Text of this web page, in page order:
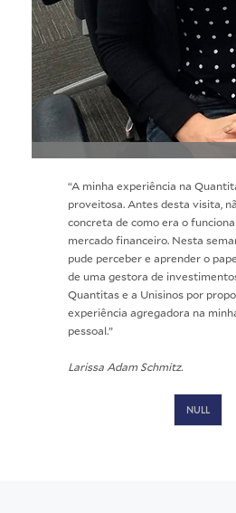
“A minha experiência na
proveitosa. Antes desta visita,
concreta de como era o
mercado financeiro. Nesta
pude perceber e aprender o
de uma gestora de
Quantitas e a Unisinos por
experiência agregadora na
pessoal.”
Larissa Adam Schmitz.
NULL